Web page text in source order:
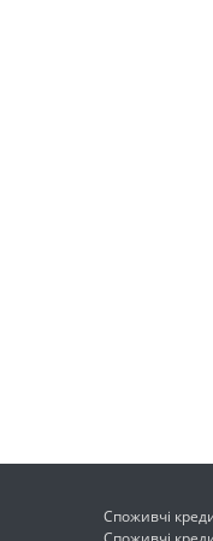
Споживчі